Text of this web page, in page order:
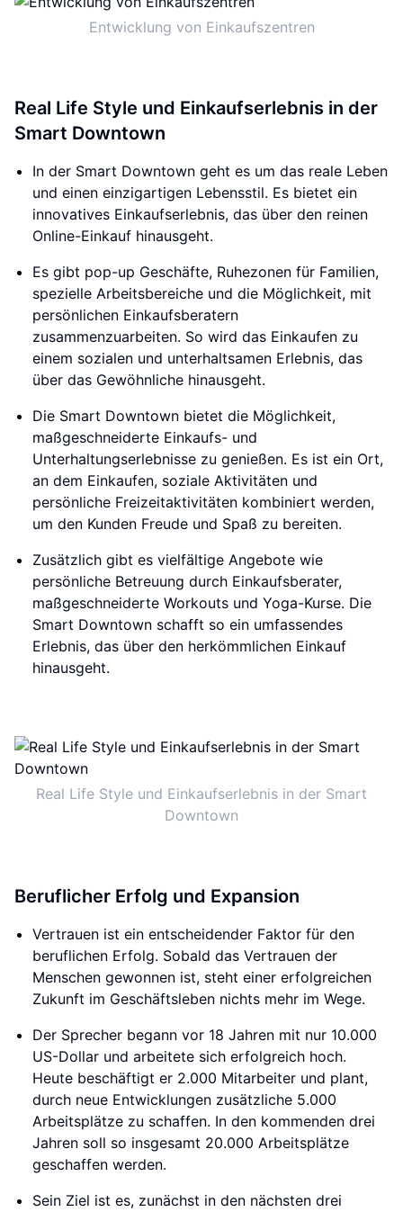
Entwicklung von Einkaufszentren
Real Life Style und Einkaufserlebnis in der
Smart Downtown
In der Smart Downtown geht es um das reale Leben
und einen einzigartigen Lebensstil. Es bietet ein
innovatives Einkaufserlebnis, das über den reinen
Online-Einkauf hinausgeht.
Es gibt pop-up Geschäfte, Ruhezonen für Familien,
spezielle Arbeitsbereiche und die Möglichkeit, mit
persönlichen Einkaufsberatern
zusammenzuarbeiten. So wird das Einkaufen zu
einem sozialen und unterhaltsamen Erlebnis, das
über das Gewöhnliche hinausgeht.
Die Smart Downtown bietet die Möglichkeit,
maßgeschneiderte Einkaufs- und
Unterhaltungserlebnisse zu genießen. Es ist ein Ort,
an dem Einkaufen, soziale Aktivitäten und
persönliche Freizeitaktivitäten kombiniert werden,
um den Kunden Freude und Spaß zu bereiten.
Zusätzlich gibt es vielfältige Angebote wie
persönliche Betreuung durch Einkaufsberater,
maßgeschneiderte Workouts und Yoga-Kurse. Die
Smart Downtown schafft so ein umfassendes
Erlebnis, das über den herkömmlichen Einkauf
hinausgeht.
Real Life Style und Einkaufserlebnis in der Smart
Downtown
Beruflicher Erfolg und Expansion
Vertrauen ist ein entscheidender Faktor für den
beruflichen Erfolg. Sobald das Vertrauen der
Menschen gewonnen ist, steht einer erfolgreichen
Zukunft im Geschäftsleben nichts mehr im Wege.
Der Sprecher begann vor 18 Jahren mit nur 10.000
US-Dollar und arbeitete sich erfolgreich hoch.
Heute beschäftigt er 2.000 Mitarbeiter und plant,
durch neue Entwicklungen zusätzliche 5.000
Arbeitsplätze zu schaffen. In den kommenden drei
Jahren soll so insgesamt 20.000 Arbeitsplätze
geschaffen werden.
Sein Ziel ist es, zunächst in den nächsten drei